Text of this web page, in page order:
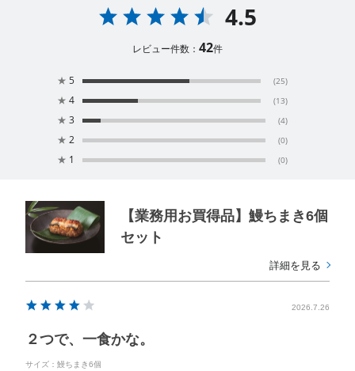
4.5
レビュー件数： 42件
★ 5 (25)
★ 4 (13)
★ 3 (4)
★ 2 (0)
★ 1 (0)
【業務用お買得品】鰻ちまき6個
セット
詳細を見る
2026.7.26
２つで、一食かな。
サイズ：鰻ちまき6個